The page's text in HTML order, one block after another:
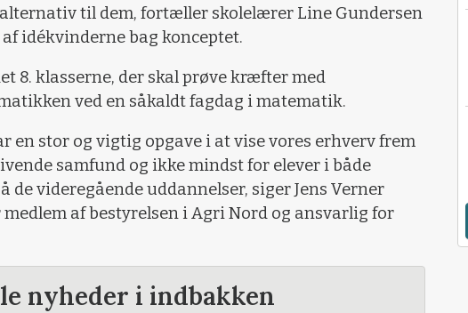
til dem, fortæller skolelærer Line Gundersen
idékvinderne bag konceptet.
8. klasserne, der skal prøve kræfter med
ved en såkaldt fagdag i matematik.
en stor og vigtig opgave i at vise vores erhverv frem
samfund og ikke mindst for elever i både
de videregående uddannelser, siger Jens Verner
medlem af bestyrelsen i Agri Nord og ansvarlig for
nyheder i indbakken